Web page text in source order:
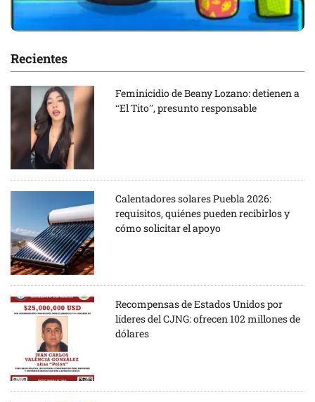
Recientes
Feminicidio de Beany Lozano: detienen a
“El Tito”, presunto responsable
Calentadores solares Puebla 2026:
requisitos, quiénes pueden recibirlos y
cómo solicitar el apoyo
Recompensas de Estados Unidos por
líderes del CJNG: ofrecen 102 millones de
dólares